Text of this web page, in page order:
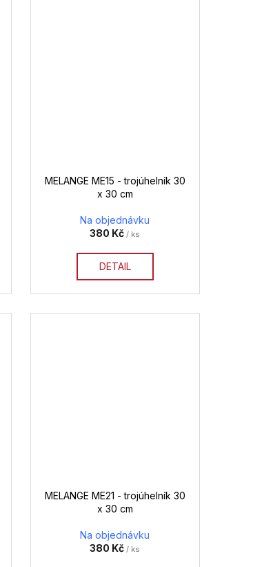
MELANGE ME15 - trojúhelník 30
x 30 cm
Na objednávku
380 Kč / ks
DETAIL
MELANGE ME21 - trojúhelník 30
x 30 cm
Na objednávku
380 Kč / ks